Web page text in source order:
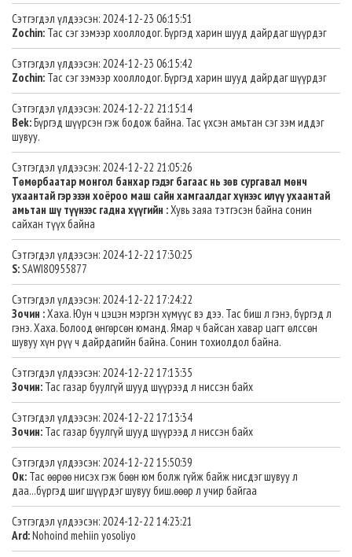
Сэтгэгдэл үлдээсэн: 2024-12-23 06:15:51
Zochin: Тас сэг зэмээр хооллодог. Бүргэд харин шууд дайрдаг шүүрдэг
Сэтгэгдэл үлдээсэн: 2024-12-23 06:15:42
Zochin: Тас сэг зэмээр хооллодог. Бүргэд харин шууд дайрдаг шүүрдэг
Сэтгэгдэл үлдээсэн: 2024-12-22 21:15:14
Bek:Бүргэд шүүрсэн гэж бодож байна. Тас үхсэн амьтан сэг зэм иддэг
шувуу.
Сэтгэгдэл үлдээсэн: 2024-12-22 21:05:26
Төмөрбаатар монгол банхар гэдэг багаас нь зөв сургавал мөнч
ухаантай гэр эзэн хоёроо маш сайн хамгаалдаг хүнээс илүү ухаантай
амьтан шү түүнээс гадна хүүгийн :Хувь заяа тэтгэсэн байна сонин
сайхан түүх байна
Сэтгэгдэл үлдээсэн: 2024-12-22 17:30:25
S:SAWI80955877
Сэтгэгдэл үлдээсэн: 2024-12-22 17:24:22
Зочин :Хаха. Юун ч цэцэн мэргэн хүмүүс вэ дээ. Тас биш л гэнэ, бүргэд л
гэнэ. Хаха. Болоод өнгөрсөн юманд. Ямар ч байсан хавар цагт өлссөн
шувуу хүн рүү ч дайрдагийн байна. Сонин тохиолдол байна.
Сэтгэгдэл үлдээсэн: 2024-12-22 17:13:35
Зочин: Тас газар буулгүй шууд шүүрээд л ниссэн байх
Сэтгэгдэл үлдээсэн: 2024-12-22 17:13:34
Зочин: Тас газар буулгүй шууд шүүрээд л ниссэн байх
Сэтгэгдэл үлдээсэн: 2024-12-22 15:50:39
Ок: Тас өөрөө нисэх гэж бөөн юм болж гүйж байж нисдэг шувуу л
даа...бүргэд шиг шүүрдэг шувуу биш.өөөр л учир байгаа
Сэтгэгдэл үлдээсэн: 2024-12-22 14:23:21
Ard:Nohoind mehiin yosoliyo